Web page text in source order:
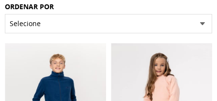
ORDENAR POR
Selecione